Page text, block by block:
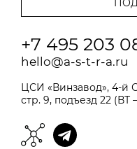
+7 495 203
hello@a-s-t-r-a.ru
ЦСИ «Винзавод», 4-й
стр. 9, подъезд 22 (ВТ